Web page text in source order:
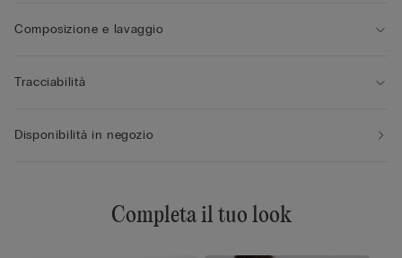
Composizione e lavaggio
Tracciabilità
Disponibilità in negozio
Completa il tuo look